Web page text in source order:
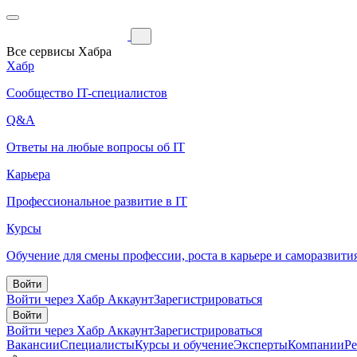
Все сервисы Хабра
Хабр
Сообщество IT-специалистов
Q&A
Ответы на любые вопросы об IT
Карьера
Профессиональное развитие в IT
Курсы
Обучение для смены профессии, роста в карьере и
Войти
Войти через Хабр АккаунтЗарегистрироваться
Войти
Войти через Хабр АккаунтЗарегистрироваться
ВакансииСпециалистыКурсы и обучениеЭкспертыКомпании